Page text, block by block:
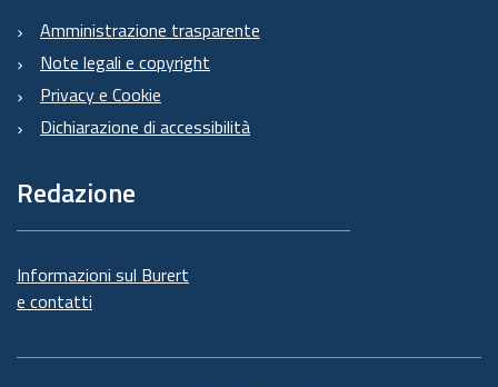
Amministrazione trasparente
Note legali e copyright
Privacy e Cookie
Dichiarazione di accessibilità
Redazione
Informazioni sul Burert
e contatti